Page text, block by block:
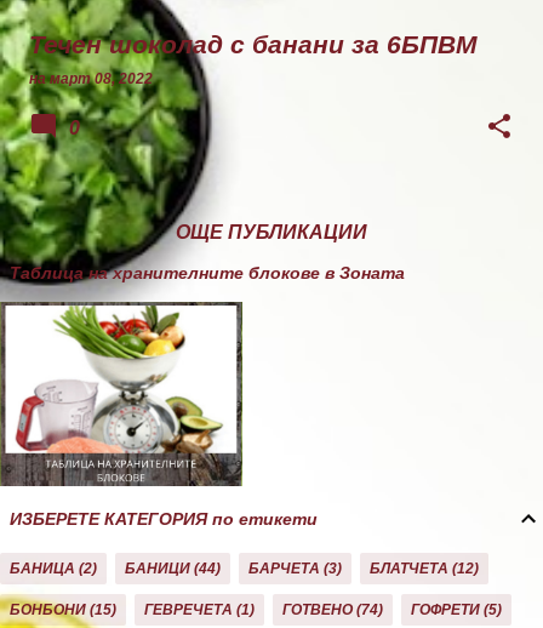
Течен шоколад с банани за 6БПВМ
намарт 08, 2022
0
ОЩЕ ПУБЛИКАЦИИ
Таблица на хранителните блокове в Зоната
ИЗБЕРЕТЕ КАТЕГОРИЯ по етикети
БАНИЦА 2 БАНИЦИ 44 БАРЧЕТА 3 БЛАТЧЕТА 12
БОНБОНИ 15 ГЕВРЕЧЕТА 1 ГОТВЕНО 74 ГОФРЕТИ 5